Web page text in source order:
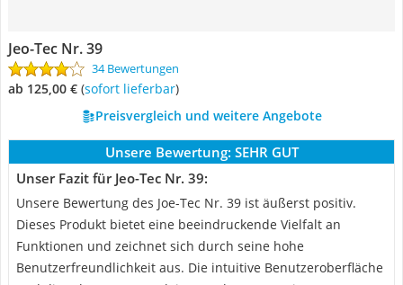
Jeo-Tec Nr. 39
34 Bewertungen
ab 125,00 € ( Sofort lieferbar)
Preisvergleich und weitere Angebote
Unsere Bewertung: SEHR GUT
Unser Fazit für Jeo-Tec Nr. 39:
Unsere Bewertung des Joe-Tec Nr. 39 ist äußerst positiv.
Dieses Produkt bietet eine beeindruckende Vielfalt an
Funktionen und zeichnet sich durch seine hohe
Benutzerfreundlichkeit aus. Die intuitive Benutzeroberfläche